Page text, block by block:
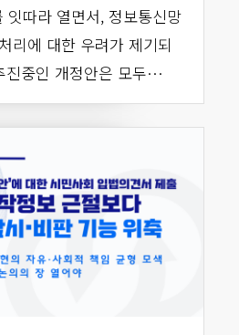
잇따라 열면서, 정보통신망
리에 대한 우려가 제기되
진중인 개정안은 모두…